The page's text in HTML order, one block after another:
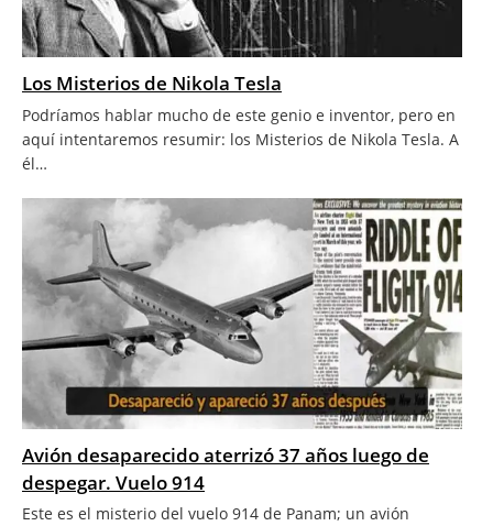
Los Misterios de Nikola Tesla
Podríamos hablar mucho de este genio e inventor, pero en
aquí intentaremos resumir: los Misterios de Nikola Tesla. A
él…
Avión desaparecido aterrizó 37 años luego de
despegar. Vuelo 914
Este es el misterio del vuelo 914 de Panam; un avión